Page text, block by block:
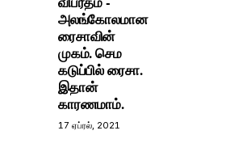
அலங்கோலமான
ரைசாவின்
முகம். செம
கடுப்பில் ரைசா.
இதான்
காரணமாம்.
17 ஏப்ரல், 2021